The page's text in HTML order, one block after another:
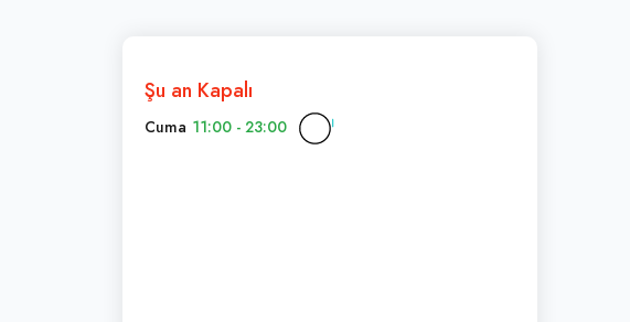
Şu an Kapalı
Cuma 11:00 - 23:00